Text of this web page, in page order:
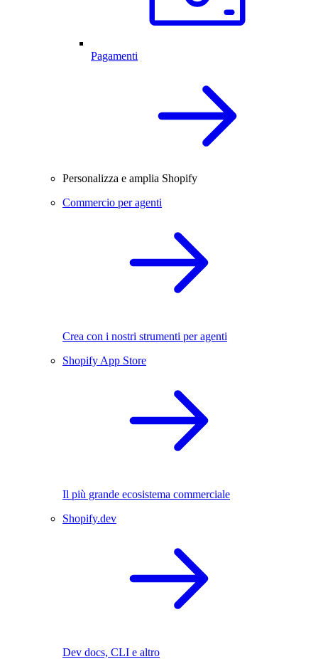
Pagamenti
Personalizza e amplia Shopify
Commercio per agenti
Crea con i nostri strumenti per agenti
Shopify App Store
Il più grande ecosistema commerciale
Shopify.dev
Dev docs, CLI e altro